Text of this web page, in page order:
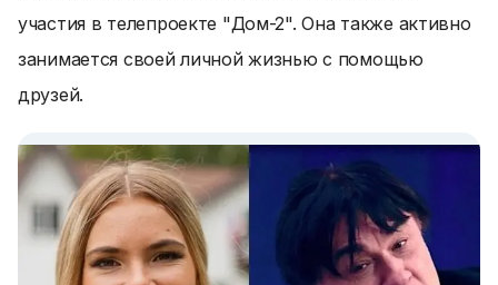
участия в телепроекте "Дом-2". Она также активно
занимается своей личной жизнью с помощью
друзей.